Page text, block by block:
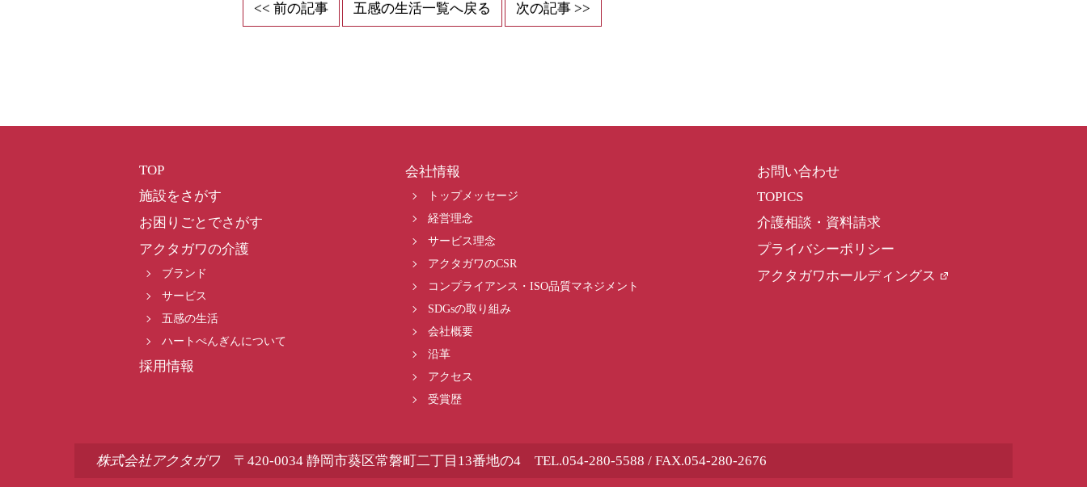
<< 前の記事 五感の生活一覧へ戻る 次の記事 >>
TOP
施設をさがす
お困りごとでさがす
アクタガワの介護
ブランド
サービス
五感の生活
ハートぺんぎんについて
採用情報
会社情報
トップメッセージ
経営理念
サービス理念
アクタガワのCSR
コンプライアンス・ISO品質マネジメント
SDGsの取り組み
会社概要
沿革
アクセス
受賞歴
お問い合わせ
TOPICS
介護相談・資料請求
プライバシーポリシー
アクタガワホールディングス
株式会社アクタガワ 〒420-0034 静岡市葵区常磐町二丁目13番地の4 TEL.054-280-5588 / FAX.054-280-2676